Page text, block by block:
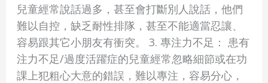
兒童經常說話過多，甚至會打斷別人說話，他們
難以自控，缺乏耐性排隊，甚至不能適當忍讓、
容易跟其它小朋友有衝突。 3. 專注力不足： 患有
注力不足/過度活躍症的兒童經常忽略細節或在功
課上犯粗心大意的錯誤，難以專注，容易分心，